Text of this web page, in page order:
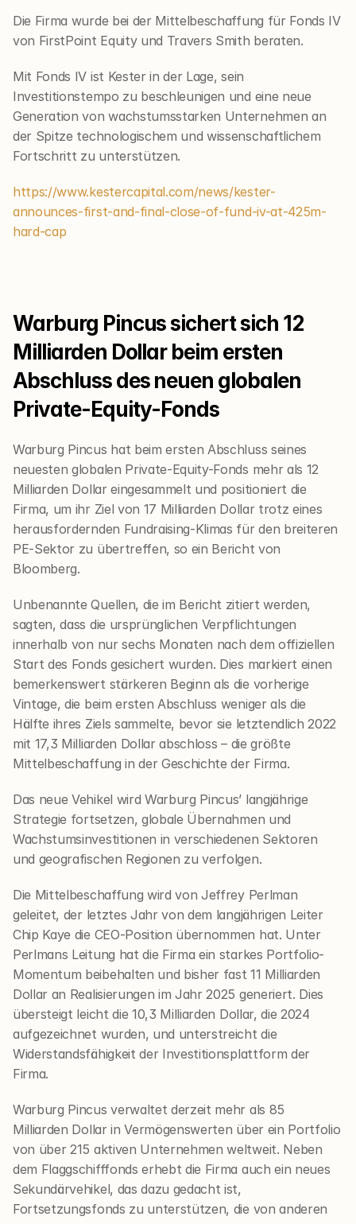
Die Firma wurde bei der Mittelbeschaffung für Fonds IV
von FirstPoint Equity und Travers Smith beraten.
Mit Fonds IV ist Kester in der Lage, sein
Investitionstempo zu beschleunigen und eine neue
Generation von wachstumsstarken Unternehmen an
der Spitze technologischem und wissenschaftlichem
Fortschritt zu unterstützen.
https://www.kestercapital.com/news/kester-
announces-first-and-final-close-of-fund-iv-at-425m-
hard-cap
Warburg Pincus sichert sich 12
Milliarden Dollar beim ersten
Abschluss des neuen globalen
Private-Equity-Fonds
Warburg Pincus hat beim ersten Abschluss seines
neuesten globalen Private-Equity-Fonds mehr als 12
Milliarden Dollar eingesammelt und positioniert die
Firma, um ihr Ziel von 17 Milliarden Dollar trotz eines
herausfordernden Fundraising-Klimas für den breiteren
PE-Sektor zu übertreffen, so ein Bericht von
Bloomberg.
Unbenannte Quellen, die im Bericht zitiert werden,
sagten, dass die ursprünglichen Verpflichtungen
innerhalb von nur sechs Monaten nach dem offiziellen
Start des Fonds gesichert wurden. Dies markiert einen
bemerkenswert stärkeren Beginn als die vorherige
Vintage, die beim ersten Abschluss weniger als die
Hälfte ihres Ziels sammelte, bevor sie letztendlich 2022
mit 17,3 Milliarden Dollar abschloss – die größte
Mittelbeschaffung in der Geschichte der Firma.
Das neue Vehikel wird Warburg Pincus’ langjährige
Strategie fortsetzen, globale Übernahmen und
Wachstumsinvestitionen in verschiedenen Sektoren
und geografischen Regionen zu verfolgen.
Die Mittelbeschaffung wird von Jeffrey Perlman
geleitet, der letztes Jahr von dem langjährigen Leiter
Chip Kaye die CEO-Position übernommen hat. Unter
Perlmans Leitung hat die Firma ein starkes Portfolio-
Momentum beibehalten und bisher fast 11 Milliarden
Dollar an Realisierungen im Jahr 2025 generiert. Dies
übersteigt leicht die 10,3 Milliarden Dollar, die 2024
aufgezeichnet wurden, und unterstreicht die
Widerstandsfähigkeit der Investitionsplattform der
Firma.
Warburg Pincus verwaltet derzeit mehr als 85
Milliarden Dollar in Vermögenswerten über ein Portfolio
von über 215 aktiven Unternehmen weltweit. Neben
dem Flaggschifffonds erhebt die Firma auch ein neues
Sekundärvehikel, das dazu gedacht ist,
Fortsetzungsfonds zu unterstützen, die von anderen